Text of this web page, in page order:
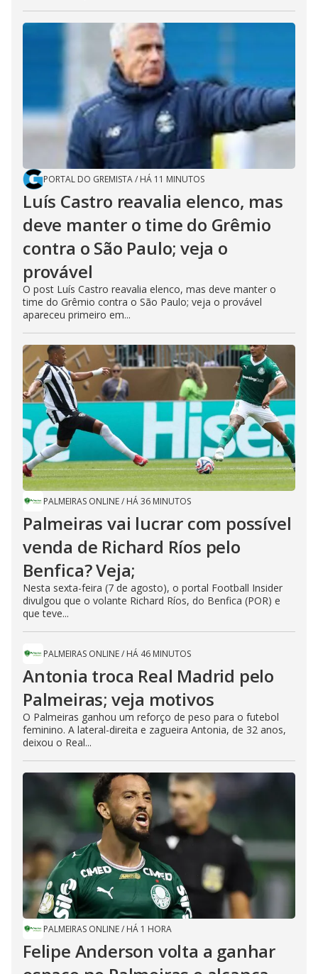
PORTAL DO GREMISTA/ HÁ 11 MINUTOS
Luís Castro reavalia elenco, mas
deve manter o time do Grêmio
contra o São Paulo; veja o
provável
O post Luís Castro reavalia elenco, mas deve manter o
time do Grêmio contra o São Paulo; veja o provável
apareceu primeiro em...
PALMEIRAS ONLINE/ HÁ 36 MINUTOS
Palmeiras vai lucrar com possível
venda de Richard Ríos pelo
Benfica? Veja;
Nesta sexta-feira (7 de agosto), o portal Football Insider
divulgou que o volante Richard Ríos, do Benfica (POR) e
que teve...
PALMEIRAS ONLINE/ HÁ 46 MINUTOS
Antonia troca Real Madrid pelo
Palmeiras; veja motivos
O Palmeiras ganhou um reforço de peso para o futebol
feminino. A lateral-direita e zagueira Antonia, de 32 anos,
deixou o Real...
PALMEIRAS ONLINE/ HÁ 1 HORA
Felipe Anderson volta a ganhar